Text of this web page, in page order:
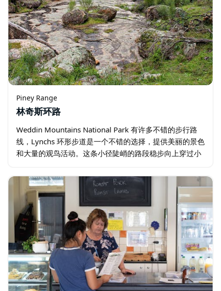
Piney Range
林奇斯环路
Weddin Mountains National Park 有许多不错的步行路
线，Lynchs 环形步道是一个不错的选择，提供美丽的景色
和大量的观鸟活动。这条小径陡峭的路段稳步向上穿过小